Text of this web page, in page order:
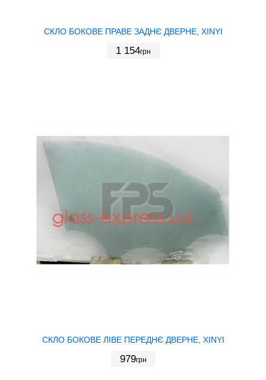
СКЛО БОКОВЕ ПРАВЕ ЗАДНЄ ДВЕРНЕ, XINYI
1 154грн
СКЛО БОКОВЕ ЛІВЕ ПЕРЕДНЄ ДВЕРНЕ, XINYI
979грн